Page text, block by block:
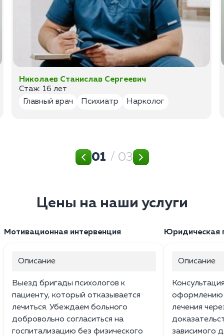
Николаев Станислав Сергеевич
Стаж: 16 лет
Главный врач
Психиатр Нарколог
01 / 03
Цены на наши услуги
Мотивационная интервенция
Описание
Выезд бригады психологов к
пациенту, который отказывается
лечиться. Убеждаем больного
добровольно согласиться на
госпитализацию без физического
Юридическая
Описание
оформлению
лечения
зависимого